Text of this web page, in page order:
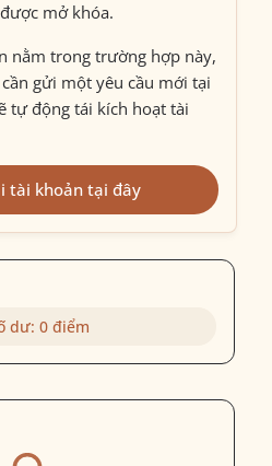
mở khóa.
nằm trong trường hợp này,
gửi một yêu cầu mới tại
tự động tái kích hoạt tài
tài khoản tại đây
dư: 0điểm